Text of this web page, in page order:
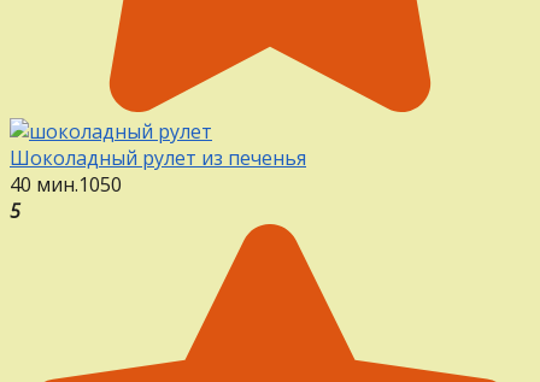
Шоколадный рулет из печенья
40 мин.1050
5